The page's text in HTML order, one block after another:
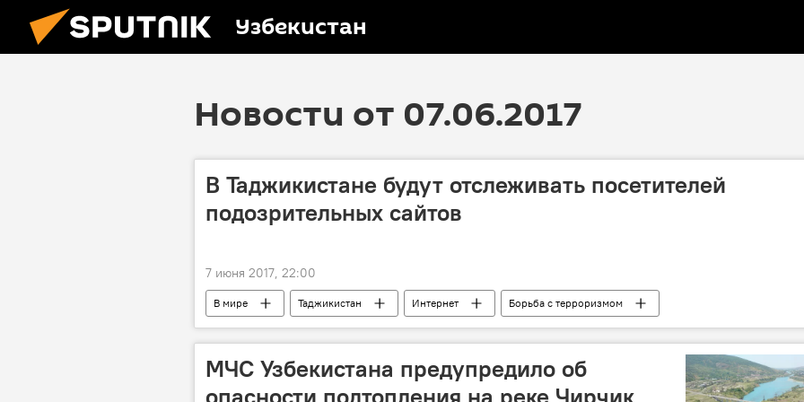
Узбекистан
Новости от 07.06.2017
В Таджикистане будут отслеживать посетителей
подозрительных сайтов
7 июня 2017, 22:00
В мире Таджикистан Интернет
Борьба с терроризмом
борьба с экстремизмом
соцсети
МЧС Узбекистана предупредило об